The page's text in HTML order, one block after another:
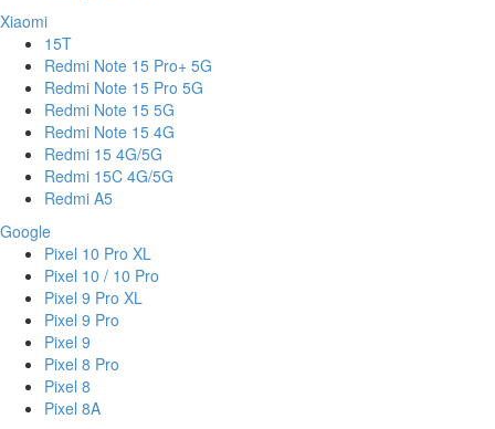
Xiaomi
15T
Redmi Note 15 Pro+ 5G
Redmi Note 15 Pro 5G
Redmi Note 15 5G
Redmi Note 15 4G
Redmi 15 4G/5G
Redmi 15C 4G/5G
Redmi A5
Google
Pixel 10 Pro XL
Pixel 10 / 10 Pro
Pixel 9 Pro XL
Pixel 9 Pro
Pixel 9
Pixel 8 Pro
Pixel 8
Pixel 8A